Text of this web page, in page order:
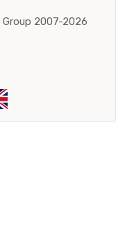
Group 2007-2026